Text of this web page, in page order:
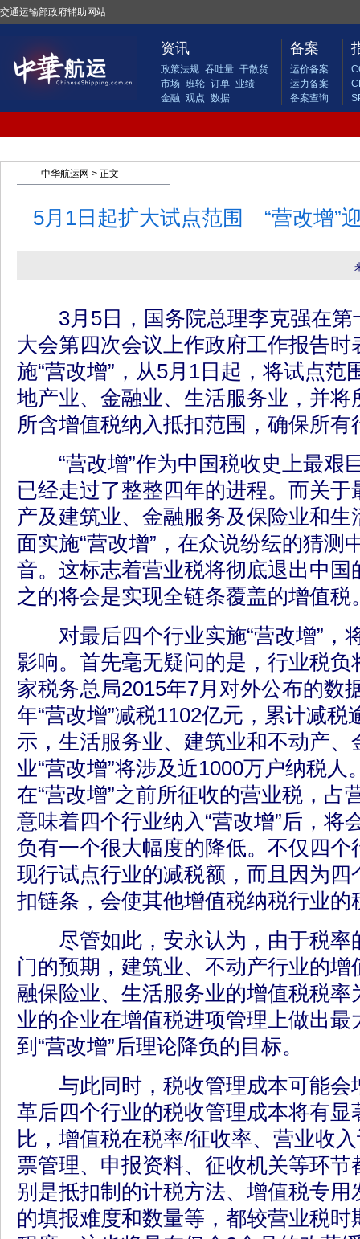
交通运输部政府辅助网站
资讯
政策法规 吞吐量 干散货
市场 班轮 订单 业绩
金融 观点 数据
备案
运价备案
运力备案
备案查询
中华航运网 > 正文
5月1日起扩大试点范围 “营改增”
3月5日，国务院总理李克强在第
大会第四次会议上作政府工作报告
施“营改增”，从5月1日起，将试点范
地产业、金融业、生活服务业，并将
所含增值税纳入抵扣范围，确保所
“营改增”作为中国税收史上最艰
已经走过了整整四年的进程。而关
产及建筑业、金融服务及保险业和
面实施“营改增”，在众说纷纭的猜测
音。这标志着营业税将彻底退出中国
之的将会是实现全链条覆盖的增值税
对最后四个行业实施“营改增”，
影响。首先毫无疑问的是，行业税负
家税务总局2015年7月对外公布的数
年“营改增”减税1102亿元，累计减税
示，生活服务业、建筑业和不动产、
业“营改增”将涉及近1000万户纳税人
在“营改增”之前所征收的营业税，占
意味着四个行业纳入“营改增”后，将
负有一个很大幅度的降低。不仅四个
现行试点行业的减税额，而且因为四
扣链条，会使其他增值税纳税行业的
尽管如此，安永认为，由于税率
门的预期，建筑业、不动产行业的增
融保险业、生活服务业的增值税税率
业的企业在增值税进项管理上做出
到“营改增”后理论降负的目标。
与此同时，税收管理成本可能会
革后四个行业的税收管理成本将有显
比，增值税在税率/征收率、营业收
票管理、申报资料、征收机关等环
别是抵扣制的计税方法、增值税专
的填报难度和数量等，都较营业税